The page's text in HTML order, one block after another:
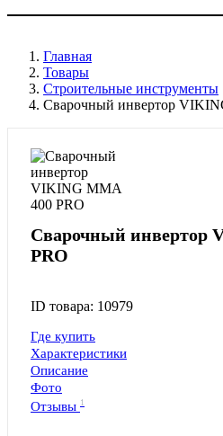
Главная
Товары
Строительные инструменты
Сварочный инвертор
Сварочный инвертор
PRO
ID товара: 10979
Где купить
Характеристики
Описание
Фото
Отзывы 1